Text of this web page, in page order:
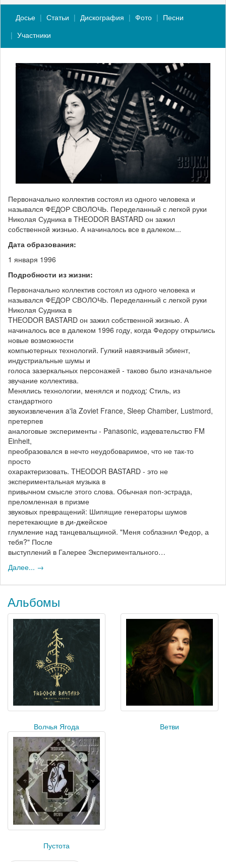
Досье Статьи Дискография Фото
Песни
Участники
Первоначально коллектив состоял из одного человека и
назывался ФЕДОР СВОЛОЧЬ. Переделанный с легкой руки
Николая Судника в THEODOR BASTARD он зажил
собственной жизнью. А начиналось все в далеком...
Дата образования:
1 января 1996
Подробности из жизни:
Первоначально коллектив состоял из одного человека и
назывался ФЕДОР СВОЛОЧЬ. Переделанный с легкой руки
Николая Судника в
THEODOR BASTARD он зажил собственной жизнью. А
начиналось все в далеком 1996 году, когда Федору открылись
новые возможности
компьютерных технологий. Гулкий навязчивый эбиент,
индустриальные шумы и
голоса зазеркальных персонажей - таково было изначальное
звучание коллектива.
Менялись технологии, менялся и подход: Стиль, из
стандартного
звукоизвлечения a'la Zoviet France, Sleep Chamber, Lustmord,
претерпев
аналоговые эксперименты - Panasonic, издевательство FM
Einheit,
преобразовался в нечто неудобоваримое, что не так-то
просто
охарактеризовать. THEODOR BASTARD - это не
экспериментальная музыка в
привычном смысле этого слова. Обычная поп-эстрада,
преломленная в призме
звуковых превращений: Шипящие генераторы шумов
перетекающие в ди-джейское
глумление над танцевальщиной. "Меня соблазнил Федор, а
тебя?" После
выступлений в Галерее Экспериментального…
Далее... →
Альбомы
Волчья Ягода Ветви
Пустота